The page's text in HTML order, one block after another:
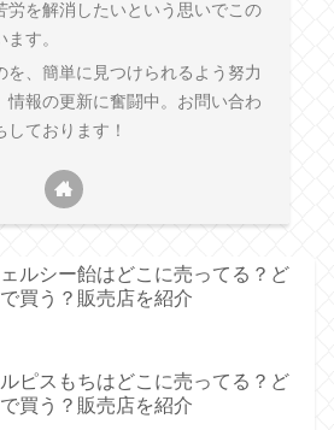
労を解消したいという思いでこの
す。
を、簡単に見つけられるよう努力
情報の更新に奮闘中。お問い合わ
ております！
ルシー飴はどこに売ってる？ど
買う？販売店を紹介
ピスもちはどこに売ってる？ど
買う？販売店を紹介